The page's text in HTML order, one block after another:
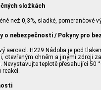
složkách
než 0,3%, sladké, pomerančové
o nebezpečnosti / Pokyny pro
aerosol. H229 Nádoba je pod
otevřeným ohněm a jinými zdroji
teplotě přesahující 50
reakci.